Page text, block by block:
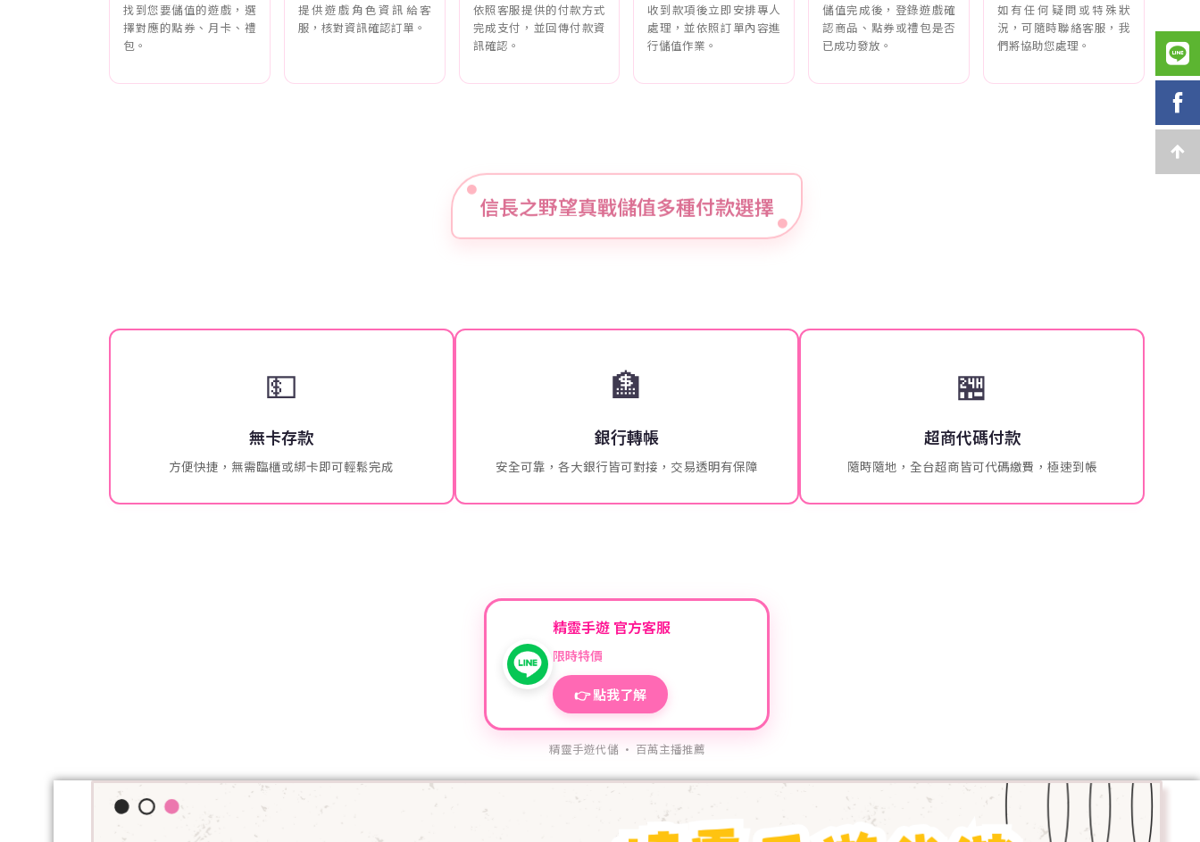
找到您要儲值的遊戲，選
擇對應的點券、月卡、禮
包。
提供遊戲角色資訊給客
服，核對資訊確認訂單。
依照客服提供的付款方式
完成支付，並回傳付款資
訊確認。
收到款項後立即安排專人
處理，並依照訂單內容進
行儲值作業。
儲值完成後，登錄遊戲確
認商品、點券或禮包是否
已成功發放。
如有任何疑問或特殊狀
況，可隨時聯絡客服，我
們將協助您處理。
信長之野望真戰儲值多種付款選擇
💵
無卡存款
方便快捷，無需臨櫃或綁卡即可輕鬆完成
🏦
銀行轉帳
安全可靠，各大銀行皆可對接，交易透明有保障
🏪
超商代碼付款
隨時隨地，全台超商皆可代碼繳費，極速到帳
精靈手遊 官方客服
限時特價
👉 點我了解
精靈手遊代儲 · 百萬主播推薦